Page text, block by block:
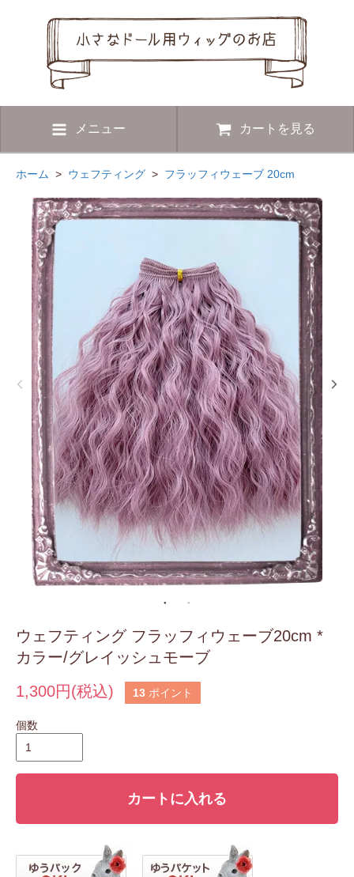
メニュー カートを見る
ホーム > ウェフティング > フラッフィウェーブ 20cm
ウェフティング フラッフィウェーブ20cm *
カラー/グレイッシュモーブ
1,300円(税込)
13 ポイント
個数
カートに入れる